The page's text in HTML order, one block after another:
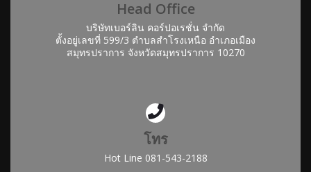
Head Office
บริษัทเบอร์ลิน คอร์ปอเรชั่น จำกัด
ตั้งอยู่เลขที่ 599/3 ตำบลสำโรงเหนือ อำเภอเมือง
สมุทรปราการ จังหวัดสมุทรปราการ 10270
โทร
Hot Line 081-543-2188